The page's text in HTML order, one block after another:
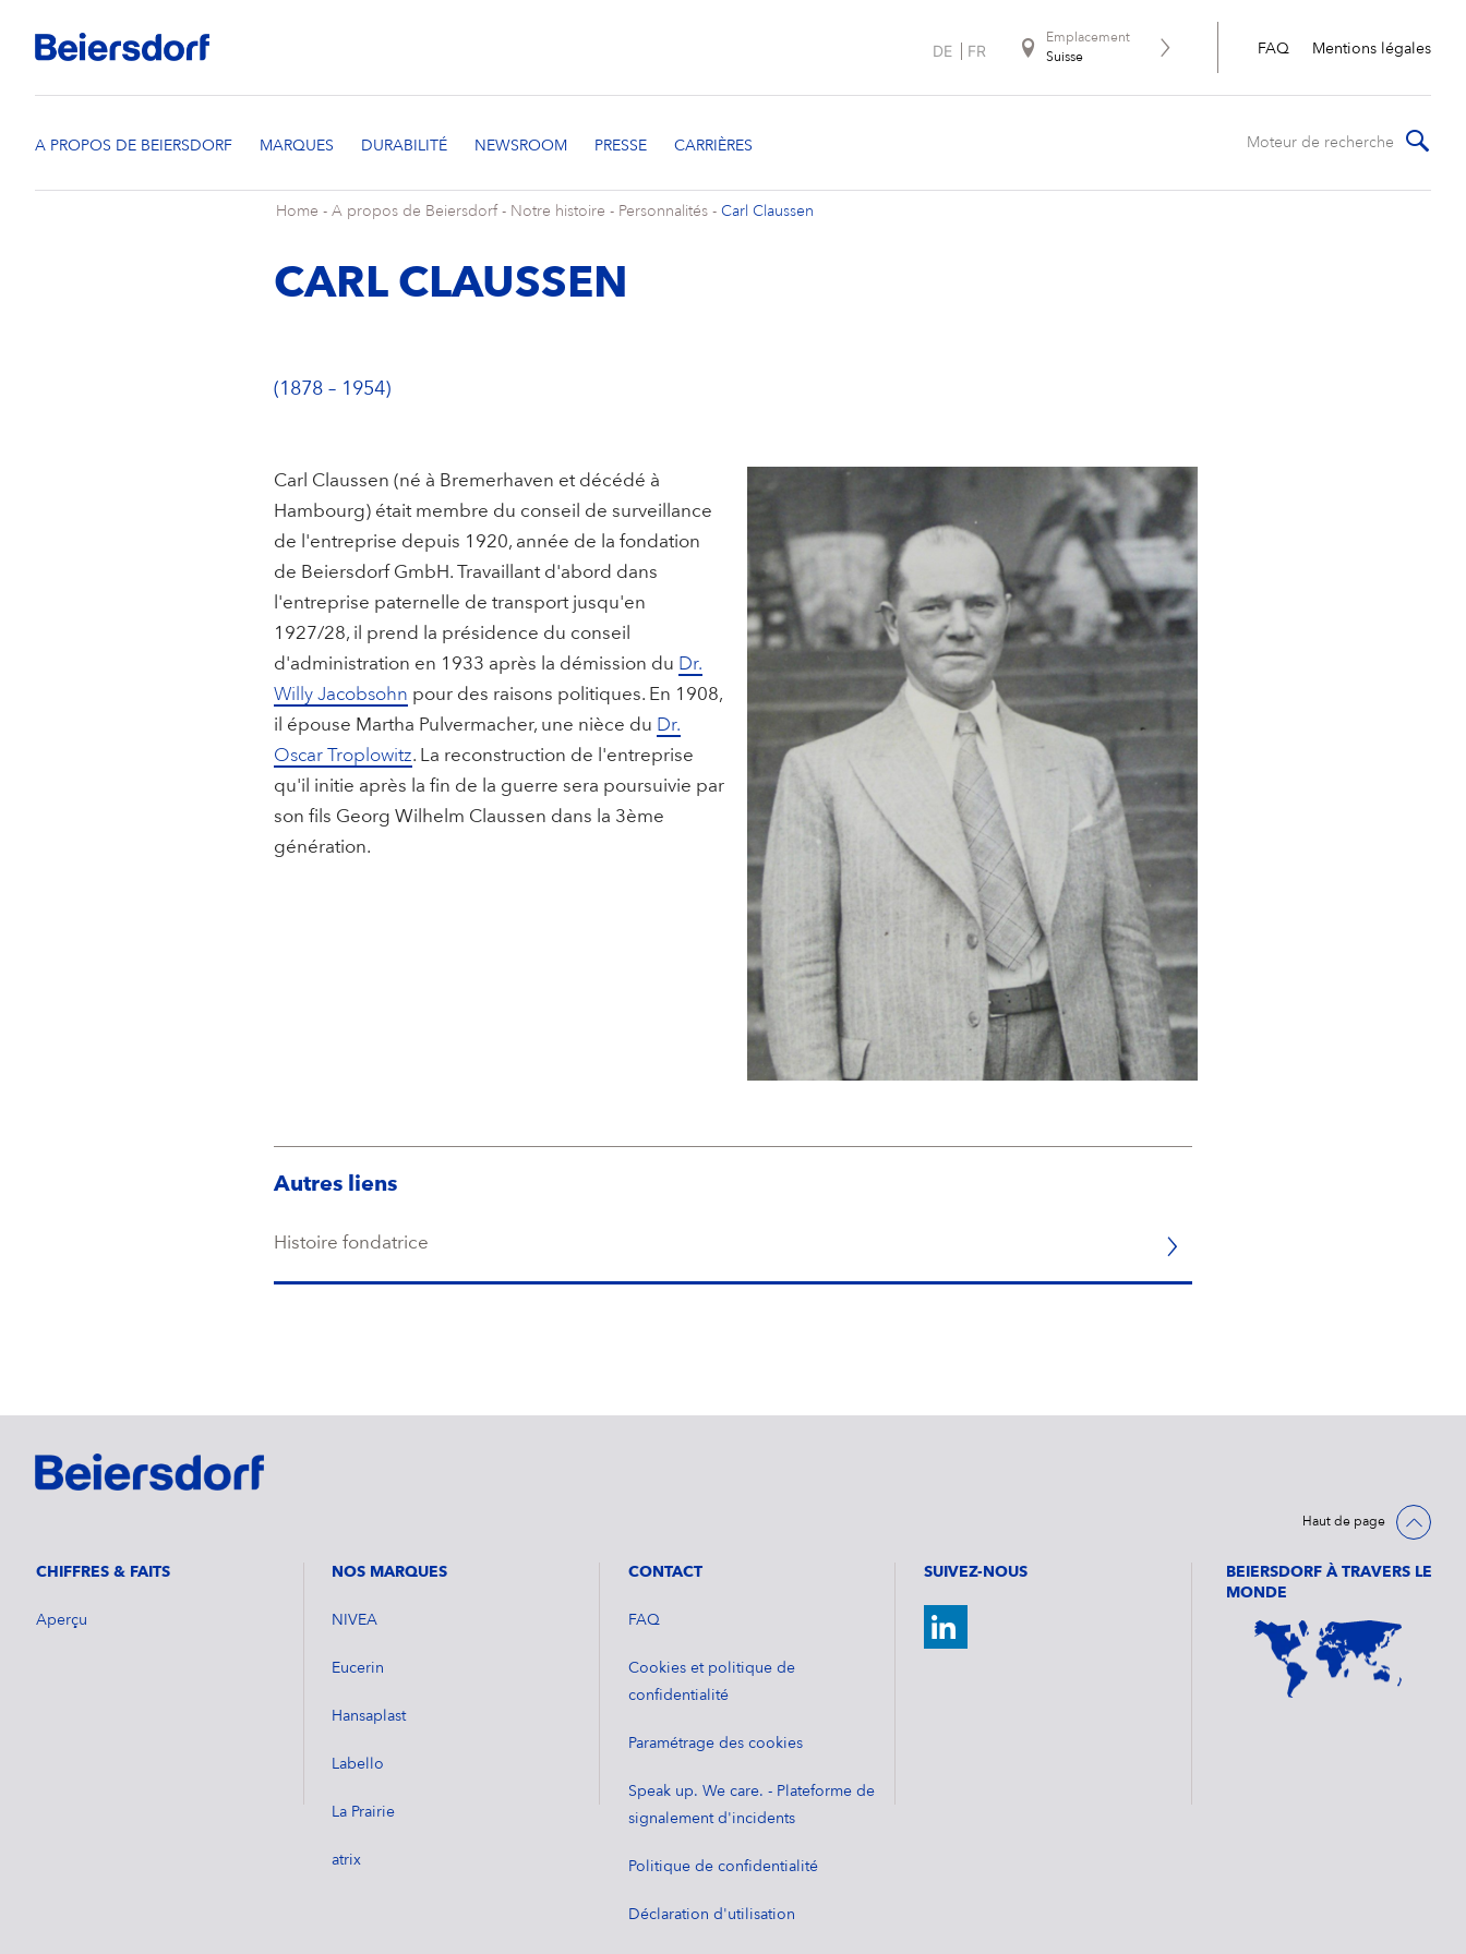
DE FR
Emplacement
Suisse
FAQ Mentions légales
Home - A propos de Beiersdorf - Notre histoire - Personnalités - Carl Claussen
CARL CLAUSSEN
(1878 – 1954)
Carl Claussen (né à Bremerhaven et décédé à
Hambourg) était membre du conseil de surveillance
de l'entreprise depuis 1920, année de la fondation
de Beiersdorf GmbH. Travaillant d'abord dans
l'entreprise paternelle de transport jusqu'en
1927/28, il prend la présidence du conseil
d'administration en 1933 après la démission du Dr.
Willy Jacobsohn pour des raisons politiques. En 1908,
il épouse Martha Pulvermacher, une nièce du Dr.
Oscar Troplowitz. La reconstruction de l'entreprise
qu'il initie après la fin de la guerre sera poursuivie par
son fils Georg Wilhelm Claussen dans la 3ème
génération.
Autres liens
Histoire fondatrice
Haut de page
CHIFFRES & FAITS
Aperçu
NOS MARQUES
NIVEA
Eucerin
Hansaplast
Labello
La Prairie
atrix
CONTACT
FAQ
Cookies et politique de
confidentialité
Paramétrage des cookies
Speak up. We care. - Plateforme de
signalement d'incidents
Politique de confidentialité
Déclaration d'utilisation
SUIVEZ-NOUS
BEIERSDORF À TRAVERS LE
MONDE